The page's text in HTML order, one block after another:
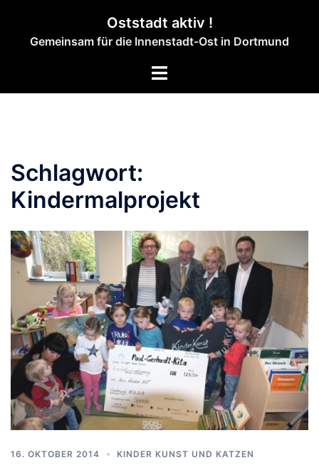
springen
Oststadt aktiv !
Gemeinsam für die Innenstadt-Ost in Dortmund
Menü
Schlagwort:
Kindermalprojekt
16. OKTOBER 2014 KINDER KUNST UND KATZEN